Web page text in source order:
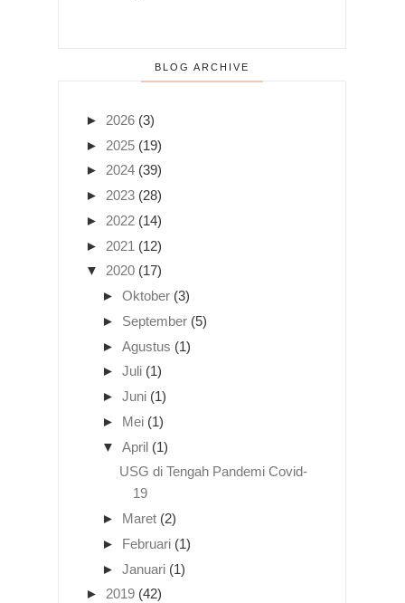
BLOG ARCHIVE
► 2026 (3)
► 2025 (19)
► 2024 (39)
► 2023 (28)
► 2022 (14)
► 2021 (12)
▼
2020 (17)
► Oktober (3)
► September (5)
► Agustus (1)
► Juli (1)
► Juni (1)
► Mei (1)
▼
April (1)
USG di Tengah Pandemi Covid-
19
► Maret (2)
► Februari (1)
► Januari (1)
► 2019 (42)